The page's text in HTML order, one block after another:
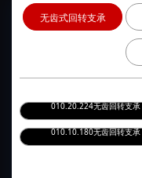
无齿式回转支承
010.20.224无齿回转支承
010.10.180无齿回转支承